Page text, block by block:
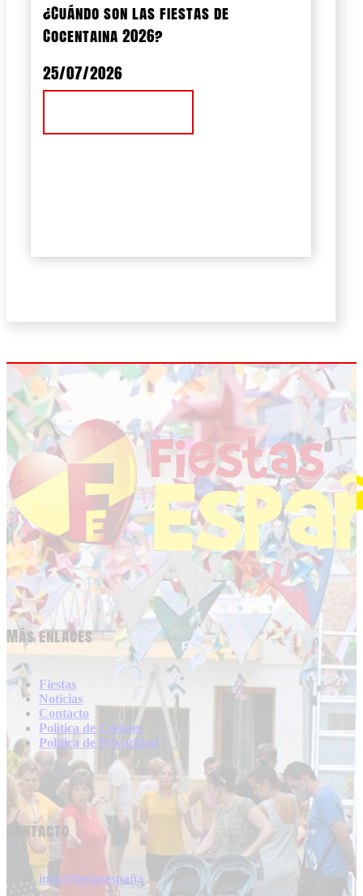
¿Cuándo son las fiestas de
Cocentaina 2026?
25/07/2026
Más enlaces
Fiestas
Noticias
Contacto
Politica de Cookies
Politica de Privacidad
Contacto
info@fiestasespaña